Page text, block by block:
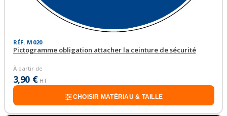
RÉF. M020
Pictogramme obligation attacher la ceinture de sécurité
À partir de
3,90 € HT
CHOISIR MATÉRIAU & TAILLE